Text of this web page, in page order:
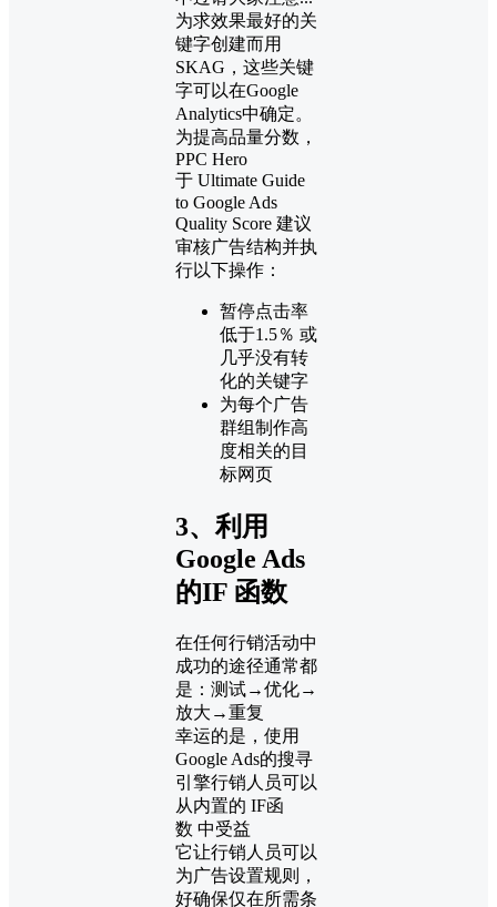
为求效果最好的关
键字创建而用
SKAG，这些关键
字可以在Google
Analytics中确定。
为提高品量分数，
PPC Hero
于 Ultimate Guide
to Google Ads
Quality Score 建议
审核广告结构并执
行以下操作：
暂停点击率
低于1.5％ 或
几乎没有转
化的关键字
为每个广告
群组制作高
度相关的目
标网页
3、利用
Google Ads
的IF 函数
在任何行销活动中
成功的途径通常都
是：测试→优化→
放大→重复
幸运的是，使用
Google Ads的搜寻
引擎行销人员可以
从内置的 IF函
数 中受益
它让行销人员可以
为广告设置规则，
好确保仅在所需条